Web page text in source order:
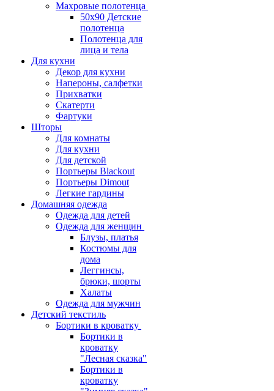
Махровые полотенца
50х90 Детские
полотенца
Полотенца для
лица и тела
Для кухни
Декор для кухни
Напероны, салфетки
Прихватки
Скатерти
Фартуки
Шторы
Для комнаты
Для кухни
Для детской
Портьеры Blackout
Портьеры Dimout
Легкие гардины
Домашняя одежда
Одежда для детей
Одежда для женщин
Блузы, платья
Костюмы для
дома
Леггинсы,
брюки, шорты
Халаты
Одежда для мужчин
Детский текстиль
Бортики в кроватку
Бортики в
кроватку
"Лесная сказка"
Бортики в
кроватку